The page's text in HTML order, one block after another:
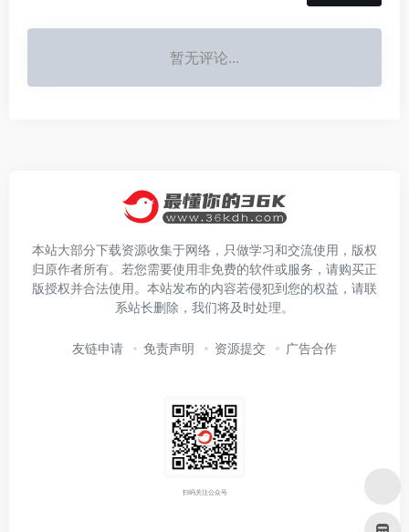
暂无评论...
本站大部分下载资源收集于网络，只做学习和交流使用，版权
归原作者所有。若您需要使用非免费的软件或服务，请购买正
版授权并合法使用。本站发布的内容若侵犯到您的权益，请联
系站长删除，我们将及时处理。
友链申请 免责声明 资源提交 广告合作
扫码关注公众号